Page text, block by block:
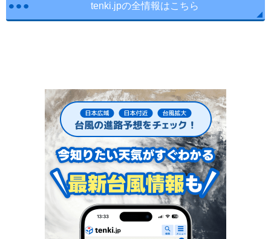
tenki.jpの全情報はこちら